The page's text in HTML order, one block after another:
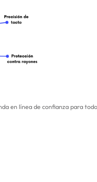
en línea de confianza para